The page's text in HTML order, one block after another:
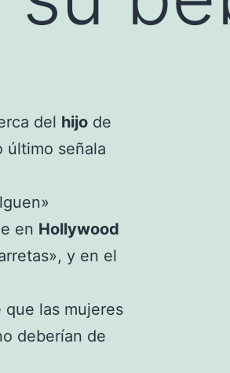
del hijo de
último señala
en Hollywood
y en el
las mujeres
deberían de